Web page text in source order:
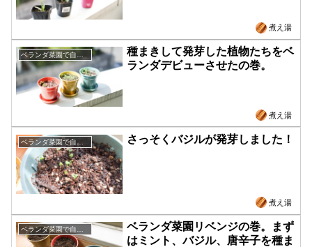
煮え湯
種まきして発芽した植物たちをベ
ランダデビューさせたの巻。
煮え湯
ベランダ菜園で自給自足 さっそくバジルが発芽しました！
煮え湯
ベランダ菜園で自給自足
ベランダ菜園リベンジの巻。まず
はミント、バジル、唐辛子を種ま